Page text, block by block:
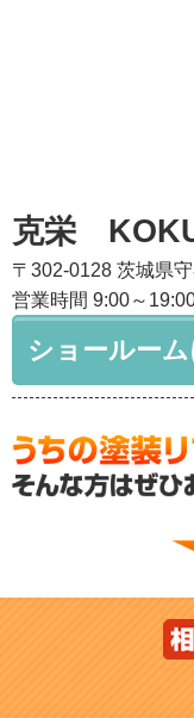
克栄
〒302-0128 茨城県
営業時間 9:00～
ショールー